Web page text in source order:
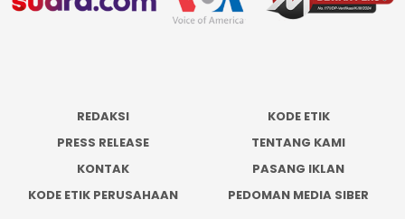
REDAKSI
KODE ETIK
PRESS RELEASE
TENTANG KAMI
KONTAK
PASANG IKLAN
KODE ETIK PERUSAHAAN
PEDOMAN MEDIA SIBER